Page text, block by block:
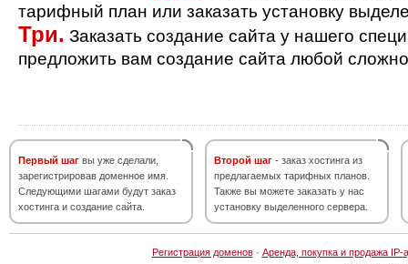
тарифный план или заказать установку
Три. Заказать создание сайта у нашего
предложить вам создание сайта любой
Первый шаг вы уже сделали,
зарегистрировав доменное имя.
Следующими шагами будут заказ
хостинга и создание сайта.
Второй шаг - заказ хостинга из
предлагаемых тарифных планов.
Также вы можете заказать у нас
установку выделенного сервера.
Регистрация доменов· Аренда, покупка и продажа IP-